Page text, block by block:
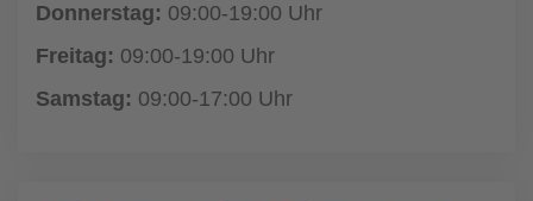
Donnerstag: 09:00-19:00 Uhr
Freitag: 09:00-19:00 Uhr
Samstag: 09:00-17:00 Uhr